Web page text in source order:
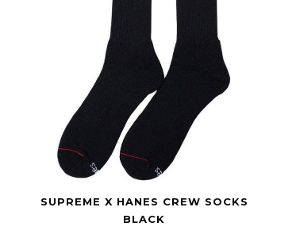
SUPREME X HANES CREW SOCKS
BLACK